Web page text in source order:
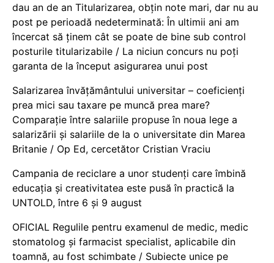
dau an de an Titularizarea, obțin note mari, dar nu au
post pe perioadă nedeterminată: În ultimii ani am
încercat să ținem cât se poate de bine sub control
posturile titularizabile / La niciun concurs nu poți
garanta de la început asigurarea unui post
Salarizarea învățământului universitar – coeficienți
prea mici sau taxare pe muncă prea mare?
Comparație între salariile propuse în noua lege a
salarizării și salariile de la o universitate din Marea
Britanie / Op Ed, cercetător Cristian Vraciu
Campania de reciclare a unor studenți care îmbină
educația și creativitatea este pusă în practică la
UNTOLD, între 6 și 9 august
OFICIAL Regulile pentru examenul de medic, medic
stomatolog și farmacist specialist, aplicabile din
toamnă, au fost schimbate / Subiecte unice pe